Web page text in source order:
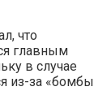
что
главным
в случае
из-за «бомбы